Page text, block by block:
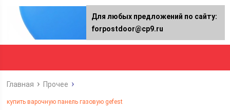
Главная Прочее
купить варочную панель газовую gefest
Для любых предложений по сайту:
forpostdoor@cp9.ru